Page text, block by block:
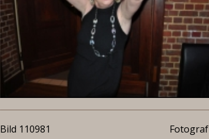
Bild 110981